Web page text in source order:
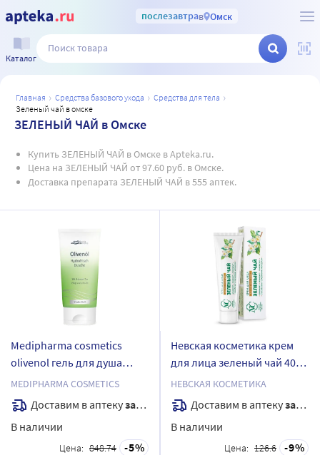
послезавтрав Омск
Каталог
главная средства базового ухода
средства для тела
зеленый чай в омске
ЗЕЛЕНЫЙ ЧАЙ в Омске
Купить ЗЕЛЕНЫЙ ЧАЙ в Омске в Apteka.ru.
Цена на ЗЕЛЕНЫЙ ЧАЙ от 97.60 руб. в Омске.
Доставка препарата ЗЕЛЕНЫЙ ЧАЙ в 555 аптек.
Medipharma cosmetics
olivenol гель для душа
зеленый чай 150 мл
MEDIPHARMA COSMETICS
Доставим в аптекузавтра
В наличии
Цена: 848.74 5
Невская косметика крем
для лица зеленый чай 40
мл
НЕВСКАЯ КОСМЕТИКА
Доставим в аптекузавтра
В наличии
Цена: 126.6 9